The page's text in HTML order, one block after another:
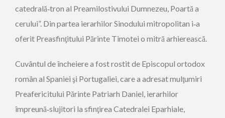
catedrală‑tron al Preamilostivului Dumnezeu, Poartă a
cerului”. Din partea ierarhilor Sinodului mitropolitan i‑a
oferit Preasfinţitului Părinte Timotei o mitră arhierească.
Cuvântul de încheiere a fost rostit de Episcopul ortodox
român al Spaniei şi Portugaliei, care a adresat mulţumiri
Preafericitului Părinte Patriarh Daniel, ierarhilor
împreună‑slujitori la sfinţirea Catedralei Eparhiale,